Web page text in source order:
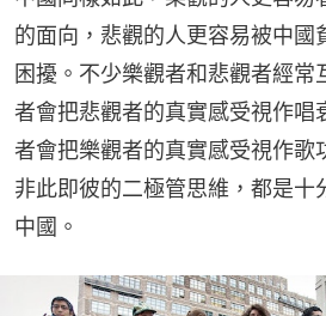
的面向，悲觀的人更容易被中國
困擾。不少樂觀者和悲觀者經常
者會把悲觀者的真實感受視作唱
者會把樂觀者的真實感受視作歌
非此即彼的二極管思維，都是十
中國。